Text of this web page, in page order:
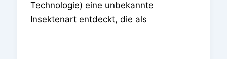
Technologie) eine unbekannte
Insektenart entdeckt, die als